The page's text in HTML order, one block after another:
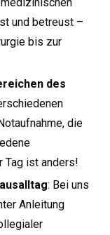
und betreust –
bis zur
des
die
Tag ist anders!
: Bei uns
Anleitung